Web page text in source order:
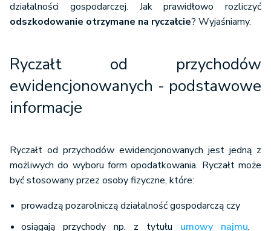
działalności gospodarczej. Jak prawidłowo rozliczyć
odszkodowanie otrzymane na ryczałcie? Wyjaśniamy.
Ryczałt od przychodów
ewidencjonowanych - podstawowe
informacje
Ryczałt od przychodów ewidencjonowanych jest jedną z
możliwych do wyboru form opodatkowania. Ryczałt może
być stosowany przez osoby fizyczne, które:
prowadzą pozarolniczą działalność gospodarczą czy
osiągają przychody np. z tytułu umowy najmu,